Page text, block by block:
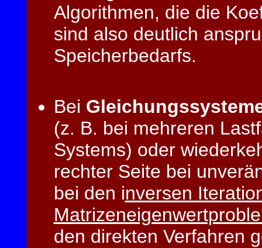
Algorithmen, die die
sind also deutlich
Speicherbedarfs.
Bei
(z. B. bei mehreren
Systems) oder
rechter Seite bei
bei den inversen
den direkten Verfahren